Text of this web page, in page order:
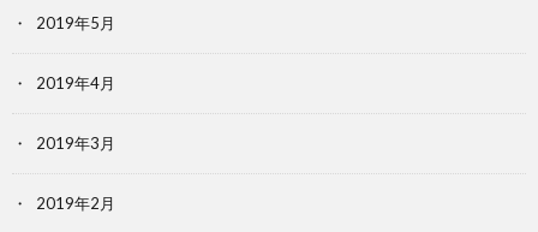
2019年5月
2019年4月
2019年3月
2019年2月